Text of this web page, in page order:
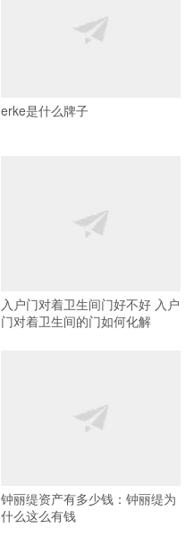
erke是什么牌子
入户门对着卫生间门好不好 入户
门对着卫生间的门如何化解
钟丽缇资产有多少钱：钟丽缇为
什么这么有钱